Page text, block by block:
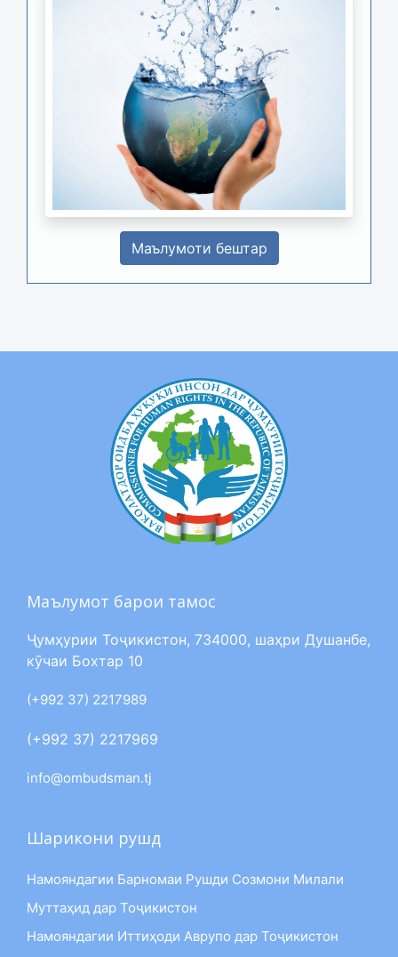
Маълумоти бештар
Маълумот барои тамос
Ҷумҳурии Тоҷикистон, 734000, шаҳри Душанбе,
кӯчаи Бохтар 10
(+992 37) 2217989
(+992 37) 2217969
info@ombudsman.tj
Шарикони рушд
Намояндагии Барномаи Рушди Созмони Милали
Муттаҳид дар Тоҷикистон
Намояндагии Иттиҳоди Аврупо дар Тоҷикистон